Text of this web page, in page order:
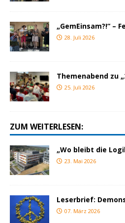
„GemEinsam?!“ –
28. Juli 2026
Themenabend zu
25. Juli 2026
ZUM WEITERLESEN:
„Wo bleibt die
23. Mai 2026
Leserbrief:
07. März 2026